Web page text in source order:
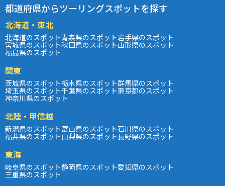
都道府県からツーリングスポットを探す
北海道・東北
北海道のスポット青森県のスポット岩手県のスポット
宮城県のスポット秋田県のスポット山形県のスポット
福島県のスポット
関東
茨城県のスポット栃木県のスポット群馬県のスポット
埼玉県のスポット千葉県のスポット東京都のスポット
神奈川県のスポット
北陸・甲信越
新潟県のスポット富山県のスポット石川県のスポット
福井県のスポット山梨県のスポット長野県のスポット
東海
岐阜県のスポット静岡県のスポット愛知県のスポット
三重県のスポット